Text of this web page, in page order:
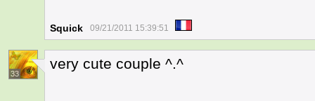
Squick 09/21/2011 15:39:51
33
very cute couple ^.^